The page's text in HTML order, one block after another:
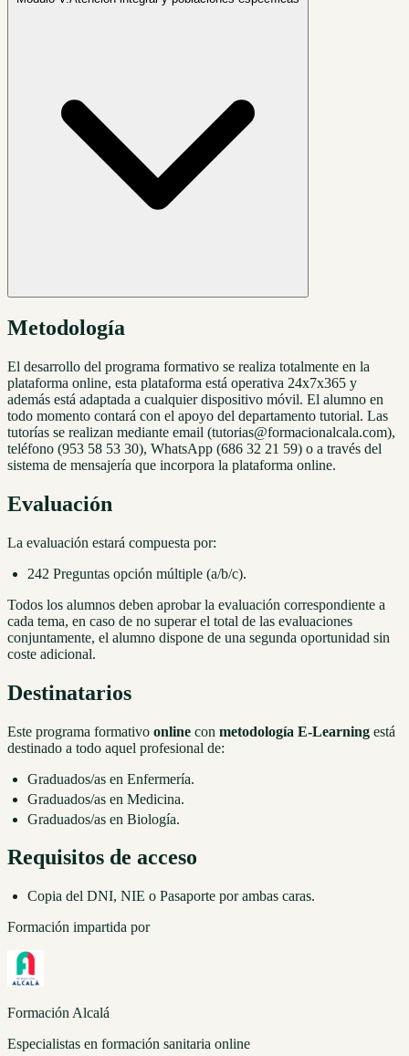
Metodología
El desarrollo del programa formativo se realiza totalmente en la
plataforma online, esta plataforma está operativa 24x7x365 y
además está adaptada a cualquier dispositivo móvil. El alumno en
todo momento contará con el apoyo del departamento tutorial. Las
tutorías se realizan mediante email (tutorias@formacionalcala.com),
teléfono (953 58 53 30), WhatsApp (686 32 21 59) o a través del
sistema de mensajería que incorpora la plataforma online.
Evaluación
La evaluación estará compuesta por:
242 Preguntas opción múltiple (a/b/c).
Todos los alumnos deben aprobar la evaluación correspondiente a
cada tema, en caso de no superar el total de las evaluaciones
conjuntamente, el alumno dispone de una segunda oportunidad sin
coste adicional.
Destinatarios
Este programa formativo online con metodología E-Learning está
destinado a todo aquel profesional de:
Graduados/as en Enfermería.
Graduados/as en Medicina.
Graduados/as en Biología.
Requisitos de acceso
Copia del DNI, NIE o Pasaporte por ambas caras.
Formación impartida por
Formación Alcalá
Especialistas en formación sanitaria online